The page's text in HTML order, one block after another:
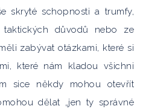
skryté schopnosti a trumfy,
důvodů nebo ze
zabývat otázkami, které si
které nám kladou všichni
sice někdy mohou otevřít
dělat „jen ty správné